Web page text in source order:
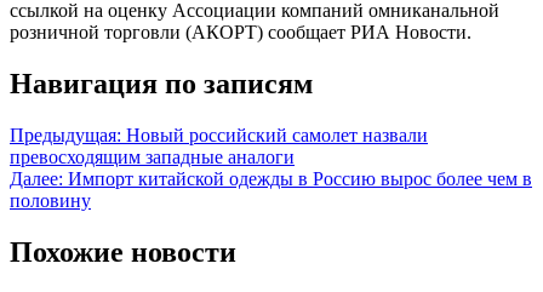
ссылкой на оценку Ассоциации компаний омниканальной
розничной торговли (АКОРТ) сообщает РИА Новости.
Навигация по записям
Предыдущая: Новый российский самолет назвали
превосходящим западные аналоги
Далее: Импорт китайской одежды в Россию вырос более чем в
половину
Похожие новости